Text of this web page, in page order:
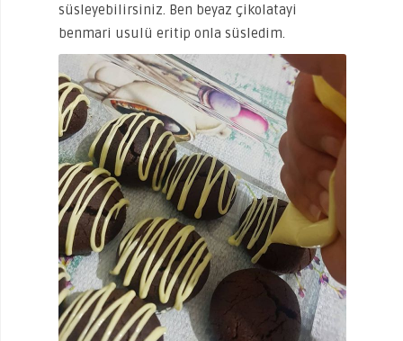
süsleyebilirsiniz. Ben beyaz çikolatayi
benmari usulü eritip onla süsledim.